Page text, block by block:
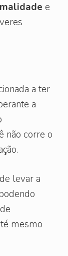
e
a ter
a
não corre o
levar a
mesmo